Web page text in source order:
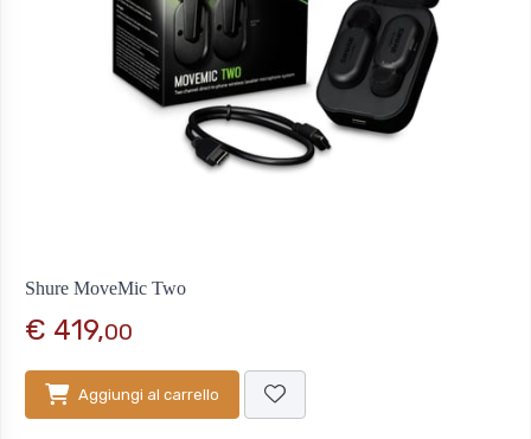
Shure MoveMic Two
€ 419,00
Aggiungi al carrello